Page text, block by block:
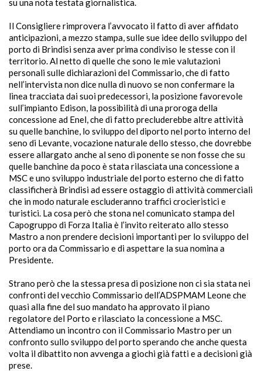
su una nota testata giornalistica.
Il Consigliere rimprovera l’avvocato il fatto di aver affidato
anticipazioni, a mezzo stampa, sulle sue idee dello sviluppo del
porto di Brindisi senza aver prima condiviso le stesse con il
territorio. Al netto di quelle che sono le mie valutazioni
personali sulle dichiarazioni del Commissario, che di fatto
nell’intervista non dice nulla di nuovo se non confermare la
linea tracciata dai suoi predecessori, la posizione favorevole
sull’impianto Edison, la possibilità di una proroga della
concessione ad Enel, che di fatto precluderebbe altre attività
su quelle banchine, lo sviluppo del diporto nel porto interno del
seno di Levante, vocazione naturale dello stesso, che dovrebbe
essere allargato anche al seno di ponente se non fosse che su
quelle banchine da poco è stata rilasciata una concessione a
MSC e uno sviluppo industriale del porto esterno che di fatto
classificherà Brindisi ad essere ostaggio di attività commerciali
che in modo naturale escluderanno traffici crocieristici e
turistici. La cosa però che stona nel comunicato stampa del
Capogruppo di Forza Italia è l’invito reiterato allo stesso
Mastro a non prendere decisioni importanti per lo sviluppo del
porto ora da Commissario e di aspettare la sua nomina a
Presidente.
Strano però che la stessa presa di posizione non ci sia stata nei
confronti del vecchio Commissario dell’ADSPMAM Leone che
quasi alla fine del suo mandato ha approvato il piano
regolatore del Porto e rilasciato la concessione a MSC.
Attendiamo un incontro con il Commissario Mastro per un
confronto sullo sviluppo del porto sperando che anche questa
volta il dibattito non avvenga a giochi già fatti e a decisioni già
prese.